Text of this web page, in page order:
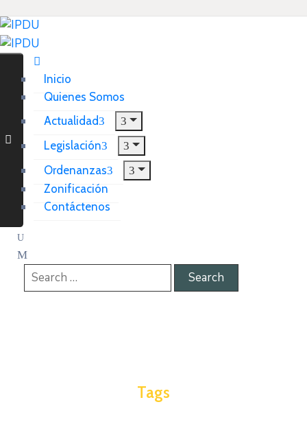
Inicio
Quienes Somos
Actualidad
Legislación
Ordenanzas
Zonificación
Contáctenos
Tags